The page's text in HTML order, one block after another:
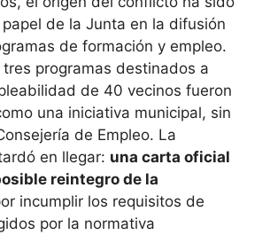
de la Junta en la difusión
de formación y empleo.
tres programas destinados a
de 40 vecinos fueron
una iniciativa municipal, sin
de Empleo. La
en llegar: una carta oficial
reintegro de la
incumplir los requisitos de
por la normativa